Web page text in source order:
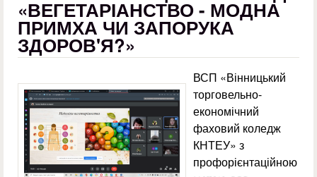
«ВЕГЕТАРІАНСТВО - МОДНА
ПРИМХА ЧИ ЗАПОРУКА
ЗДОРОВ'Я?»
ВСП «Вінницький
торговельно-
економічний
фаховий коледж
КНТЕУ» з
профорієнтаційною